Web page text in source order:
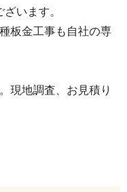
す。高圧洗浄を
います。
板金工事も自社の専
現地調査、お見積り